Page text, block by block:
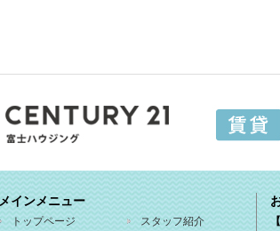
メインメニュー
トップページ スタッフ紹介